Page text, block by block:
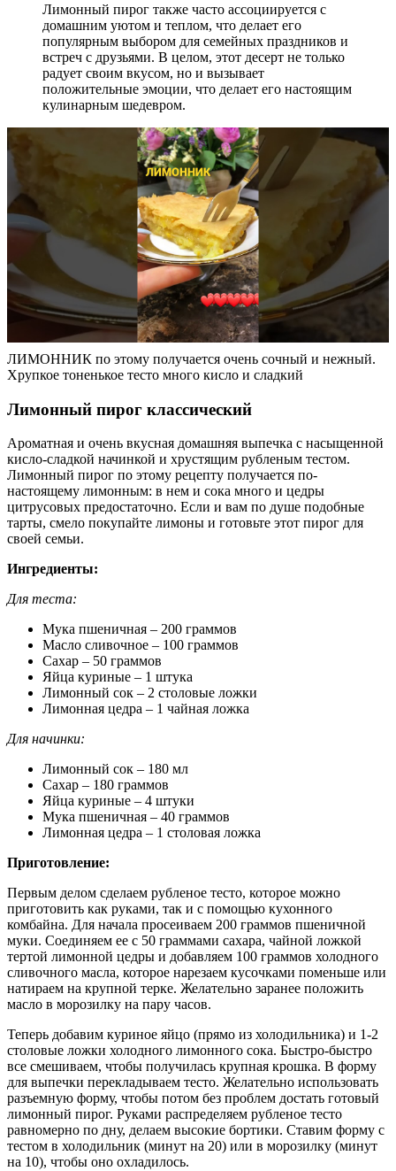
Лимонный пирог также часто ассоциируется с
домашним уютом и теплом, что делает его
популярным выбором для семейных праздников и
встреч с друзьями. В целом, этот десерт не только
радует своим вкусом, но и вызывает
положительные эмоции, что делает его настоящим
кулинарным шедевром.
ЛИМОННИК по этому получается очень сочный и нежный.
Хрупкое тоненькое тесто много кисло и сладкий
Лимонный пирог классический
Ароматная и очень вкусная домашняя выпечка с насыщенной
кисло-сладкой начинкой и хрустящим рубленым тестом.
Лимонный пирог по этому рецепту получается по-
настоящему лимонным: в нем и сока много и цедры
цитрусовых предостаточно. Если и вам по душе подобные
тарты, смело покупайте лимоны и готовьте этот пирог для
своей семьи.
Ингредиенты:
Для теста:
Мука пшеничная – 200 граммов
Масло сливочное – 100 граммов
Сахар – 50 граммов
Яйца куриные – 1 штука
Лимонный сок – 2 столовые ложки
Лимонная цедра – 1 чайная ложка
Для начинки:
Лимонный сок – 180 мл
Сахар – 180 граммов
Яйца куриные – 4 штуки
Мука пшеничная – 40 граммов
Лимонная цедра – 1 столовая ложка
Приготовление:
Первым делом сделаем рубленое тесто, которое можно
приготовить как руками, так и с помощью кухонного
комбайна. Для начала просеиваем 200 граммов пшеничной
муки. Соединяем ее с 50 граммами сахара, чайной ложкой
тертой лимонной цедры и добавляем 100 граммов холодного
сливочного масла, которое нарезаем кусочками поменьше или
натираем на крупной терке. Желательно заранее положить
масло в морозилку на пару часов.
Теперь добавим куриное яйцо (прямо из холодильника) и 1-2
столовые ложки холодного лимонного сока. Быстро-быстро
все смешиваем, чтобы получилась крупная крошка. В форму
для выпечки перекладываем тесто. Желательно использовать
разъемную форму, чтобы потом без проблем достать готовый
лимонный пирог. Руками распределяем рубленое тесто
равномерно по дну, делаем высокие бортики. Ставим форму с
тестом в холодильник (минут на 20) или в морозилку (минут
на 10), чтобы оно охладилось.